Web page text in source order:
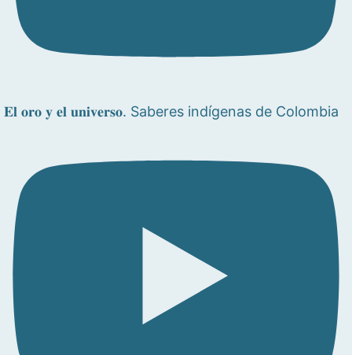
𝐄𝐥 𝐨𝐫𝐨 𝐲 𝐞𝐥 𝐮𝐧𝐢𝐯𝐞𝐫𝐬𝐨. Saberes indígenas de Colombia